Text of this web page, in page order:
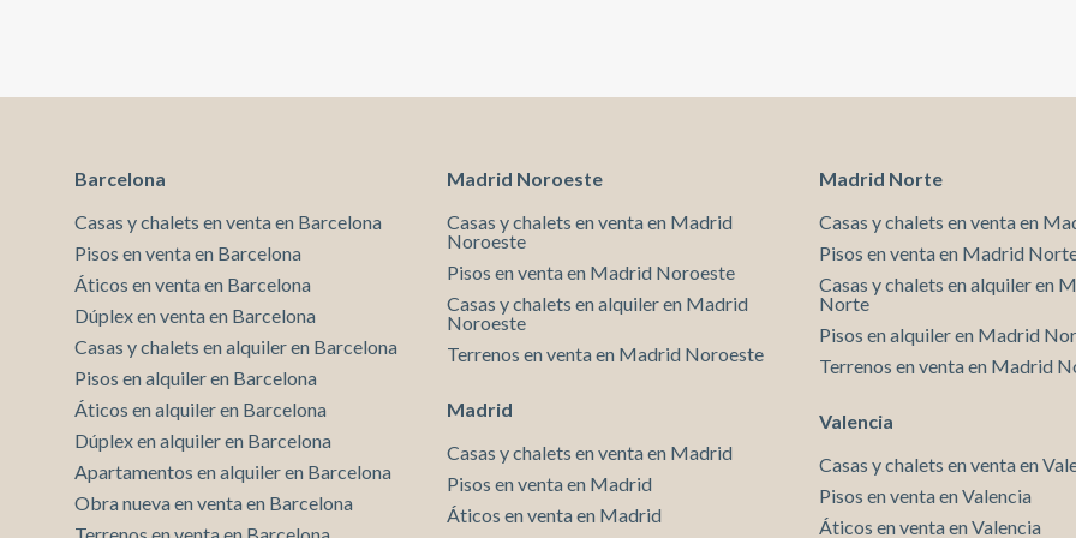
calma. Una propuesta singular para quienes desean
para ampliar información o concertar una visita.* En
cumplimiento de la Ley 12/2023 y la Ley 18/2007
informamos que:Este inmueble no dispone de índice
R.P.LL. Respecto a la presente propiedad no existe
certificado informativo estatal de referencia de
precios de alquiler.No consta contrato de
arrendamiento de vivienda en los últimos 5 años.Este
propietario ostenta la condición de gran tenedor.
justificados* En cumplimiento de la Ley 12/2023 y la
certificado informativo estatal de referencia de
precios de alquiler.No consta contrato de
arrendamiento de vivienda en los últimos 5 años.Este
Cédula de habitabilidad: CHB01976622*** Se
omiten los últimos tres dígitos para preservar el uso
correcto de la información; el número completo está
disponible bajo solicitud de los interesados.
Barcelona
Casas y chalets en venta en Barcelona
Pisos en venta en Barcelona
Áticos en venta en Barcelona
Dúplex en venta en Barcelona
Casas y chalets en alquiler en Barcelona
Pisos en alquiler en Barcelona
Áticos en alquiler en Barcelona
Dúplex en alquiler en Barcelona
Apartamentos en alquiler en Barcelona
Obra nueva en venta en Barcelona
Madrid Noroeste
Casas y chalets en venta en Madrid
Noroeste
Pisos en venta en Madrid Noroeste
Casas y chalets en alquiler en Madrid
Noroeste
Terrenos en venta en Madrid Noroeste
Madrid
Casas y chalets en venta en Madrid
Pisos en venta en Madrid
Áticos en venta en Madrid
Madrid Norte
Casas y chalets en venta en
Pisos en venta en Madrid
Casas y chalets en alquiler en
Norte
Pisos en alquiler en Madrid
Terrenos en venta en Madrid
Valencia
Casas y chalets en venta en
Pisos en venta en Valencia
Áticos en venta en Valencia